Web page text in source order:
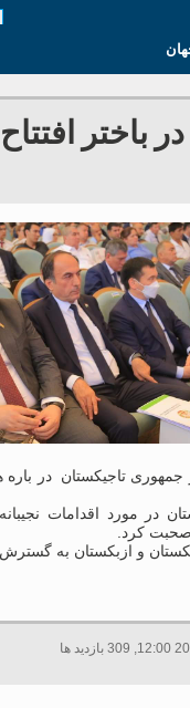
باختر
تاجیکستان در
مورد اقدامات
کرد.
و ازبکستان به گسترش